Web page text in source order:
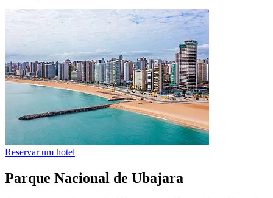
Reservar um hotel
Parque Nacional de Ubajara